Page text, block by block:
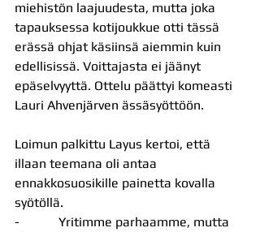
miehistön laajuudesta, mutta joka
tapauksessa kotijoukkue otti tässä
erässä ohjat käsiinsä aiemmin kuin
edellisissä. Voittajasta ei jäänyt
epäselvyyttä. Ottelu päättyi komeasti
Lauri Ahvenjärven ässäsyöttöön.
Loimun palkittu Layus kertoi, että
illaan teemana oli antaa
ennakkosuosikille painetta kovalla
syötöllä.
-            Yritimme parhaamme, mutta